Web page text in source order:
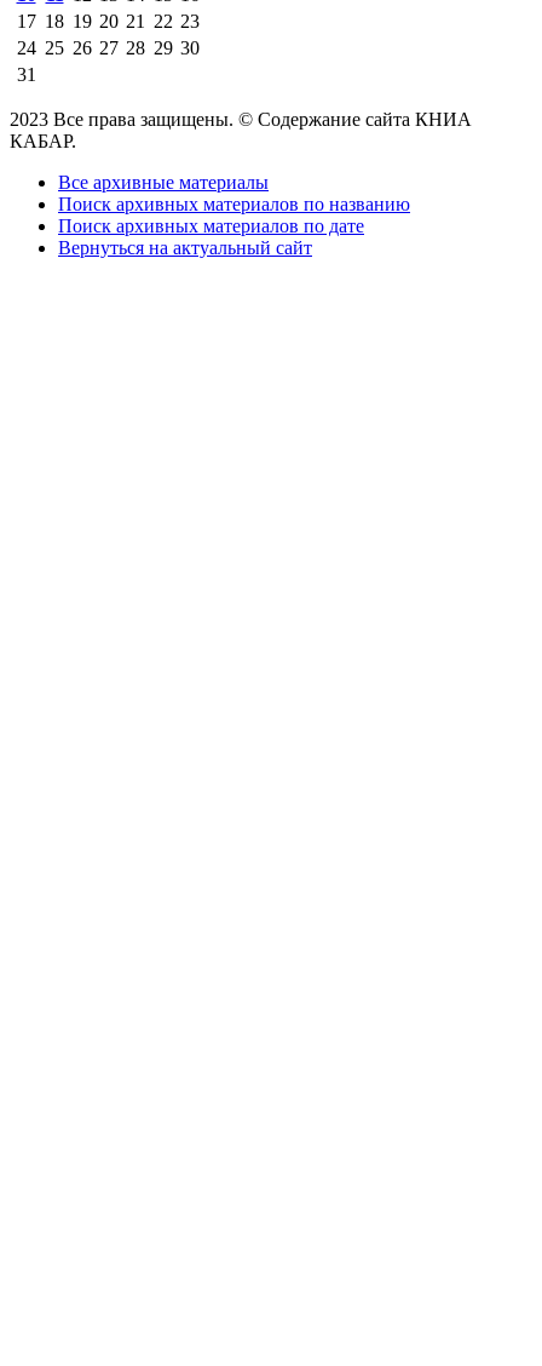
17 18 19 20 21 22 23
24 25 26 27 28 29 30
31
2023 Все права защищены. © Содержание сайта КНИА
КАБАР.
Все архивные материалы
Поиск архивных материалов по названию
Поиск архивных материалов по дате
Вернуться на актуальный сайт